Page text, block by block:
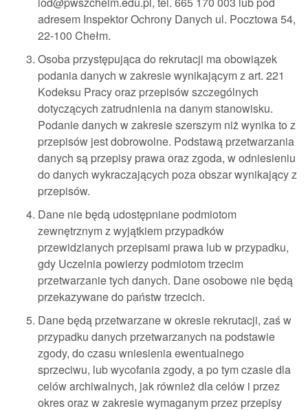
adresem Inspektor Ochrony Danych ul. Pocztowa 54,
22-100 Chełm.
Osoba przystępująca do rekrutacji ma obowiązek
podania danych w zakresie wynikającym z art. 221
Kodeksu Pracy oraz przepisów szczególnych
dotyczących zatrudnienia na danym stanowisku.
Podanie danych w zakresie szerszym niż wynika to z
przepisów jest dobrowolne. Podstawą przetwarzania
danych są przepisy prawa oraz zgoda, w odniesieniu
do danych wykraczających poza obszar wynikający z
przepisów.
Dane nie będą udostępniane podmiotom
zewnętrznym z wyjątkiem przypadków
przewidzianych przepisami prawa lub w przypadku,
gdy Uczelnia powierzy podmiotom trzecim
przetwarzanie tych danych. Dane osobowe nie będą
przekazywane do państw trzecich.
Dane będą przetwarzane w okresie rekrutacji, zaś w
przypadku danych przetwarzanych na podstawie
zgody, do czasu wniesienia ewentualnego
sprzeciwu, lub wycofania zgody, a po tym czasie dla
celów archiwalnych, jak również dla celów i przez
okres oraz w zakresie wymaganym przez przepisy